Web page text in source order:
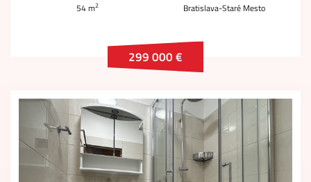
54 m2 Bratislava-Staré Mesto
299 000 €